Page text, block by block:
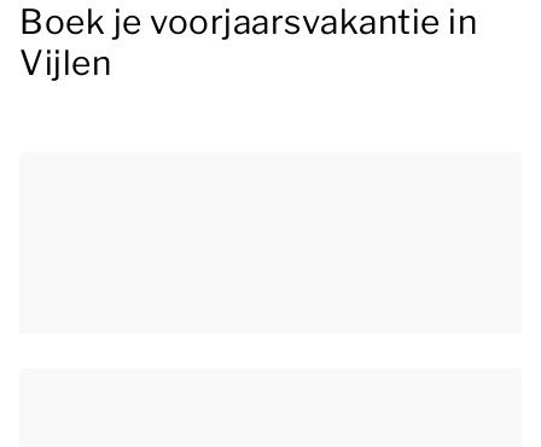
Boek je voorjaarsvakantie in
Vijlen